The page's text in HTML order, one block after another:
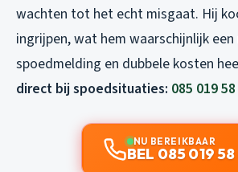
wachten tot het echt misgaat. Hij
ingrijpen, wat hem waarschijnlijk
spoedmelding en dubbele kosten
direct bij spoedsituaties: 085 019
NU BEREIKBAAR
BEL 085 019